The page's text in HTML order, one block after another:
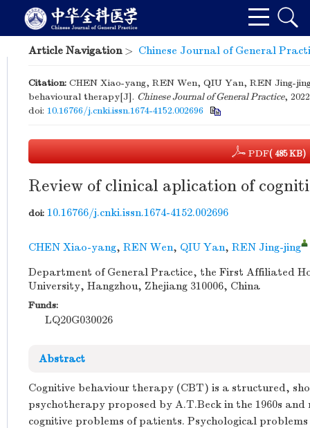
Article Navigation> Chinese Journal of General
Citation: CHEN Xiao-yang, REN Wen, QIU Yan, REN Jing-
behavioural therapy[J]. Chinese Journal of General Practice,
doi: 10.16766/j.cnki.issn.1674-4152.002696
PDF( 485 KB)
Review of clinical aplication of
doi: 10.16766/j.cnki.issn.1674-4152.002696
CHEN Xiao-yang, REN Wen, QIU Yan, REN Jing-jing
Department of General Practice, the First Affiliated
University, Hangzhou, Zhejiang 310006, China
Funds:
LQ20G030026
Abstract
Cognitive behaviour therapy (CBT) is a structured,
psychotherapy proposed by A.T.Beck in the 1960s
cognitive problems of patients. Psychological